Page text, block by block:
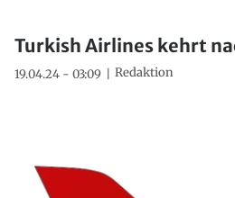
Turkish Airlines kehrt
19.04.24 - 03:09 Redaktion